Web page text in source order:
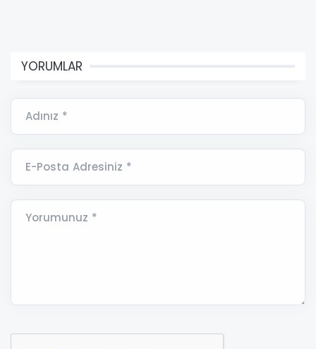
YORUMLAR
Adınız *
E-Posta Adresiniz *
Yorumunuz *